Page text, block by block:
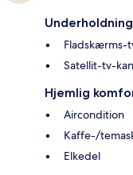
Underholdning
Fladskærms-
Satellit-tv-
Hjemlig
Aircondition
Kaffe-/
Elkedel